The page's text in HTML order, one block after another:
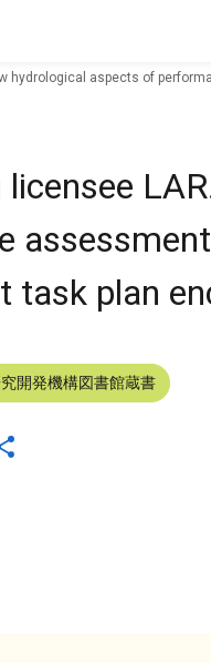
aspects of
task plan
開発機構図書館蔵書